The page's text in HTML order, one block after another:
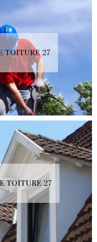
TOITURE 27
TOITURE 27